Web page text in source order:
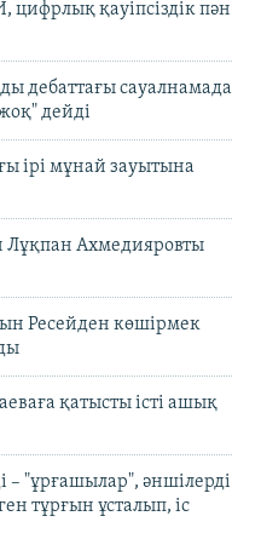
цифрлық қауіпсіздік пән
дебаттағы сауалнамада
дейді
ірі мұнай зауытына
Лұқпан Ахмедияровты
Ресейден көшірмек
қатысты істі ашық
– "ұрғашылар", әншілерді
тұрғын ұсталып, іс